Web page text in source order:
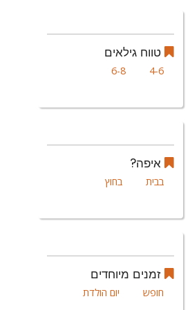
טווח גילאים
4-6
6-8
איפה?
בבית בחוץ
זמנים מיוחדים
חופש
יום הולדת